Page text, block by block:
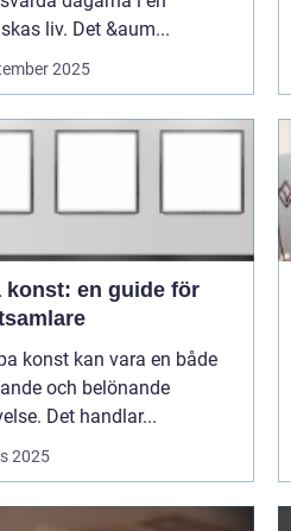
liv. Det &aum...
2025
konst: en guide för
konst kan vara en både
och belönande
Det handlar...
2025